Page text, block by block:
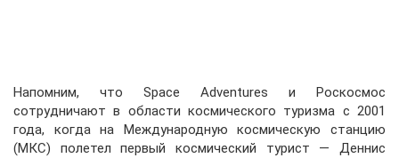
Напомним, что Space Adventures и Роскосмос
сотрудничают в области космического туризма с 2001
года, когда на Международную космическую станцию
(МКС) полетел первый космический турист — Деннис